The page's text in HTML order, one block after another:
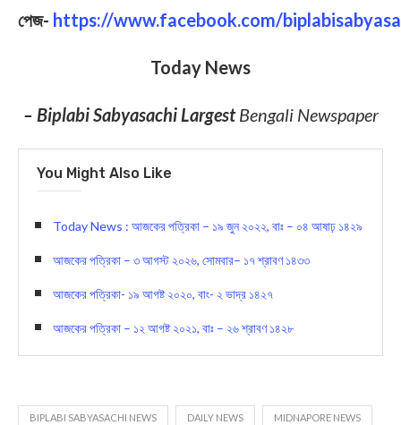
পেজ- https://www.facebook.com/
Today News
– Biplabi Sabyasachi LargestBengali Newspaper
You Might Also Like
Today News : আজকের পত্রিকা – ১৯ জুন ২০২২, বাঃ – ০৪ আষাঢ় ১৪২৯
আজকের পত্রিকা – ৩ আগস্ট ২০২৬, সোমবার– ১৭ শ্রাবণ ১৪৩৩
আজকের পত্রিকা- ১৯ আগষ্ট ২০২০, বাং- ২ ভাদ্র ১৪২৭
আজকের পত্রিকা – ১২ আগষ্ট ২০২১, বাঃ – ২৬ শ্রাবণ ১৪২৮
BIPLABI SABYASACHI NEWS DAILY NEWS MIDNAPORE NEWS